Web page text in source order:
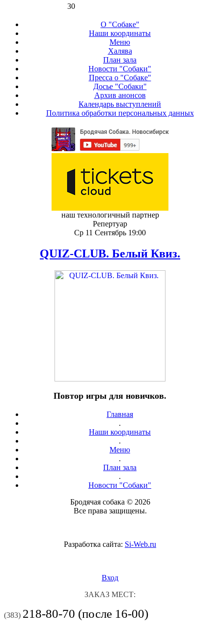
30
О "Собаке"
Наши координаты
Меню
Халява
План зала
Новости "Собаки"
Пресса о "Собаке"
Досье "Собаки"
Архив анонсов
Календарь выступлений
Политика обработки персональных данных
наш технологичный партнер
Репертуар
Ср 11 Сентябрь 19:00
QUIZ-CLUB. Белый Квиз.
Повтор игры для новичков.
Главная
.
Наши координаты
.
Меню
.
План зала
.
Новости "Собаки"
Бродячая собака © 2026
Все права защищены.
Разработка сайта: Si-Web.ru
Вход
ЗАКАЗ МЕСТ:
(383) 218-80-70 (после 16-00)